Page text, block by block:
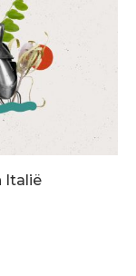
Italië